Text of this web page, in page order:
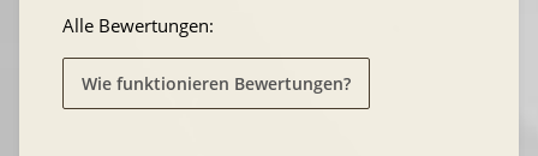
Alle Bewertungen:
Wie funktionieren Bewertungen?